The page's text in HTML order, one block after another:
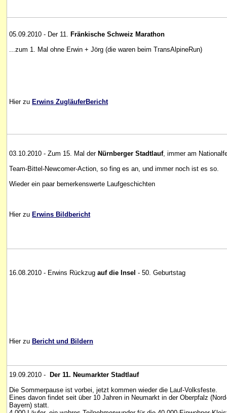
05.09.2010 - Der 11. Fränkische Schweiz Marathon
...zum 1. Mal ohne Erwin + Jörg (die waren beim TransAlpineRun)
Hier zu Erwins ZugläuferBericht
03.10.2010 - Zum 15. Mal der Nürnberger Stadtlauf, immer am
Team-Bittel-Newcomer-Action, so fing es an, und immer noch ist es so.
Wieder ein paar bemerkenswerte Laufgeschichten
Hier zu Erwins Bildbericht
16.08.2010 - Erwins Rückzug auf die Insel - 50. Geburtstag
Hier zu Bericht und Bildern
19.09.2010 -
Der 11. Neumarkter Stadtlauf
Die Sommerpause ist vorbei, jetzt kommen wieder die Lauf-Volksfeste.
Eines davon findet seit über 10 Jahren in Neumarkt in der Oberpfalz
Bayern) statt.